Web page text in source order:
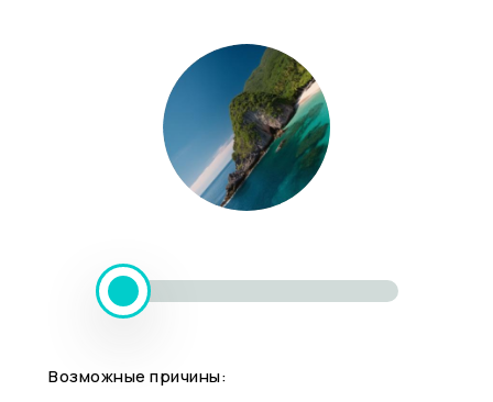
Возможные причины: